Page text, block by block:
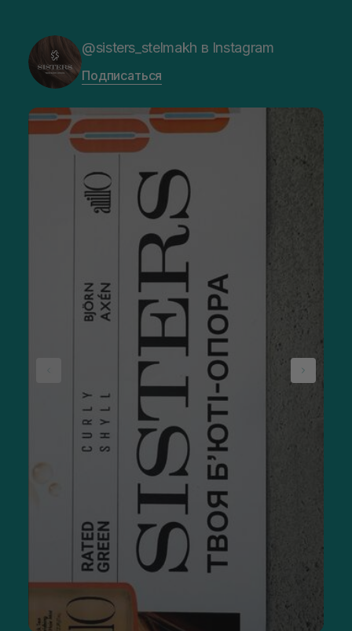
@sisters_stelmakh в Instagram
Подписаться